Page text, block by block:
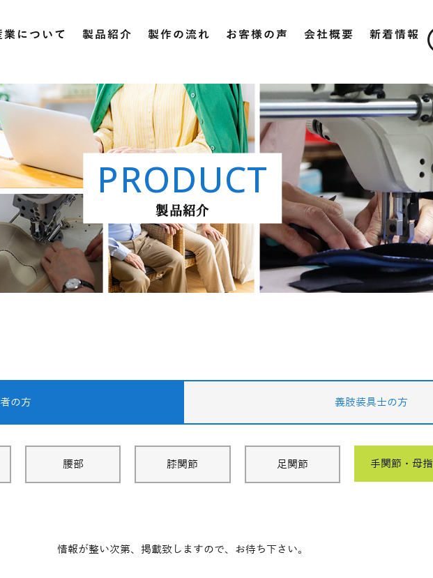
業について 製品紹介 製作の流れ お客様の声 会社概要 新着情報
PRODUCT
製品紹介
の方 義肢装具士の方
腰部 膝関節 足関節 手関節・母指
情報が整い次第、掲載致しますので、お待ち下さい。